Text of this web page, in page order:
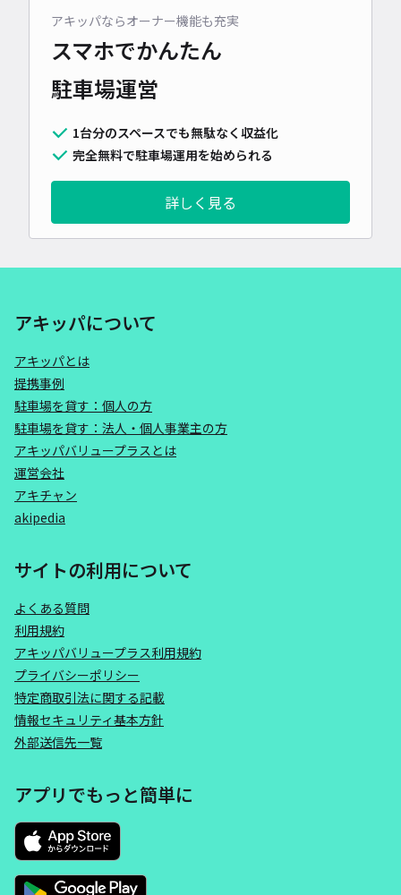
アキッパならオーナー機能も充実
スマホでかんたん
駐車場運営
1台分のスペースでも無駄なく収益化
完全無料で駐車場運用を始められる
詳しく見る
アキッパについて
アキッパとは
提携事例
駐車場を貸す：個人の方
駐車場を貸す：法人・個人事業主の方
アキッパバリュープラスとは
運営会社
アキチャン
akipedia
サイトの利用について
よくある質問
利用規約
アキッパバリュープラス利用規約
プライバシーポリシー
特定商取引法に関する記載
情報セキュリティ基本方針
外部送信先一覧
アプリでもっと簡単に